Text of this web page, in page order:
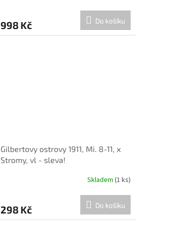
998 Kč Do košíku
Gilbertovy ostrovy 1911, Mi. 8-11, x
Stromy, vl - sleva!
Skladem (1 ks)
298 Kč Do košíku